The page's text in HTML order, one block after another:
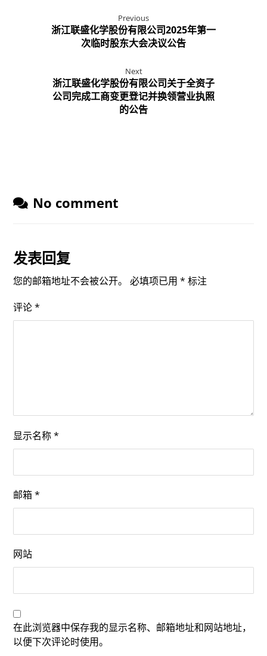
Previous
浙江联盛化学股份有限公司2025年第一
次临时股东大会决议公告
Next
浙江联盛化学股份有限公司关于全资子
公司完成工商变更登记并换领营业执照
的公告
No comment
发表回复
您的邮箱地址不会被公开。 必填项已用* 标注
评论*
显示名称*
邮箱*
网站
在此浏览器中保存我的显示名称、邮箱地址和网站地址，
以便下次评论时使用。